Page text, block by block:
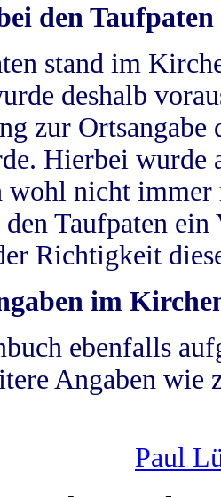
den Taufpaten
stand im
deshalb
zur
Hierbei wurde
wohl nicht
Taufpaten
Richtigkeit
im
ebenfalls
Angaben wie
Paul